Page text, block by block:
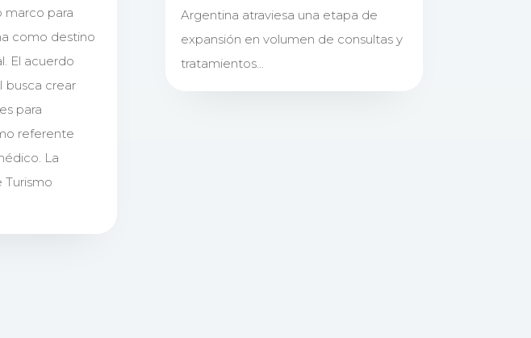
marco para
como destino
El acuerdo
busca crear
para
referente
La
Turismo
Argentina atraviesa una etapa de
expansión en volumen de consultas y
tratamientos...